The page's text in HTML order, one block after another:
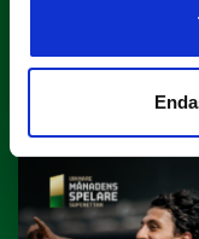
Lagerlöf tar
Tillbaka i hetluften…